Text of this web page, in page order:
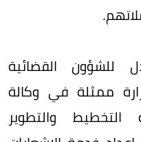
للشؤون القضائية
ممثلة في وكالة
التخطيط والتطوير